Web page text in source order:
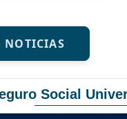
NOTICIAS
Social